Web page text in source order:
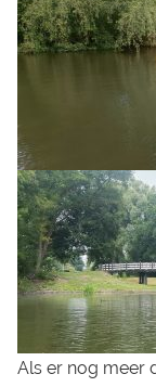
Als er nog meer